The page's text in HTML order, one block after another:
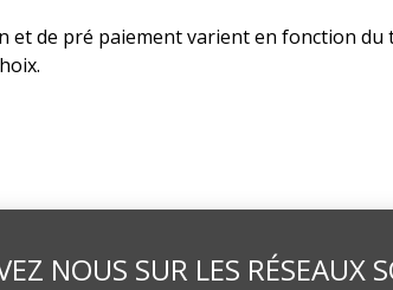
et de pré paiement varient en fonction
NOUS SUR LES RÉSEAUX